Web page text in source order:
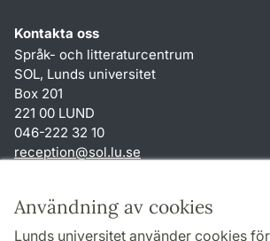
Användning av cookies
Lunds universitet använder cookies
Kontakta oss
Språk- och litteraturcentrum
SOL, Lunds universitet
Box 201
221 00 LUND
046-222 32 10
reception@sol.lu.se
Genvägar
Om webbplatsen och cookies